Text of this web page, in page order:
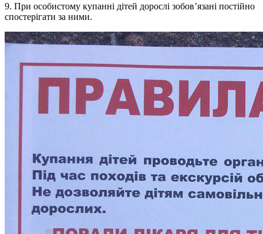
9. При особистому купанні дітей дорослі зобов’язані постійно
спостерігати за ними.